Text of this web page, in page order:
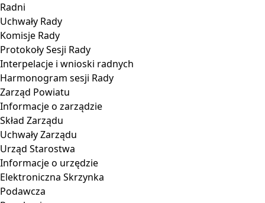
Radni
Uchwały Rady
Komisje Rady
Protokoły Sesji Rady
Interpelacje i wnioski radnych
Harmonogram sesji Rady
Zarząd Powiatu
Informacje o zarządzie
Skład Zarządu
Uchwały Zarządu
Urząd Starostwa
Informacje o urzędzie
Elektroniczna Skrzynka
Podawcza